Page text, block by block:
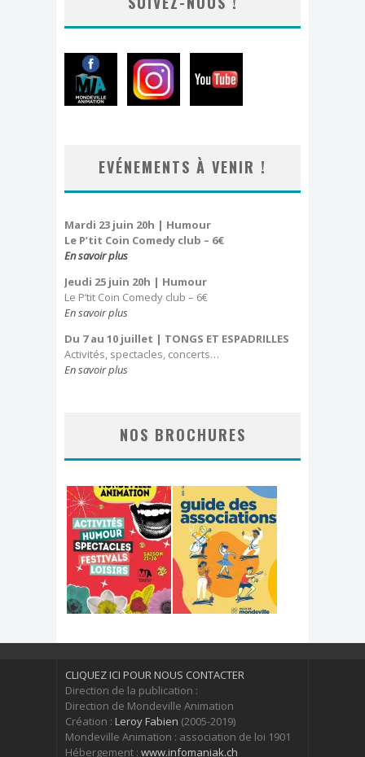
EVÉNEMENTS À VENIR !
Mardi 23 juin 20h | Humour
Le P’tit Coin Comedy club – 6€
En savoir plus
Jeudi 25 juin 20h | Humour
Le P’tit Coin Comedy club – 6€
En savoir plus
Du 7 au 10 juillet | TONGS ET ESPADRILLES
Activités, spectacles, concerts…
En savoir plus
NOS BROCHURES
CLIQUEZ ICI POUR NOUS CONTACTER
Direction de la publication :
Direction de Mondeville Animation
Création : Leroy Fabien (2005-2019)
Mondeville Animation : association de loi 1901
Hébergement : www.infomaniak.ch